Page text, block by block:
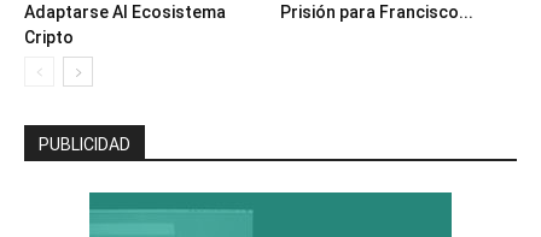
Adaptarse Al Ecosistema
Cripto
Prisión para Francisco...
PUBLICIDAD